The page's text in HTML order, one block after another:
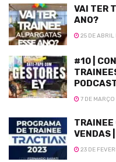
VAI TER
ANO?
25 DE ABRIL
#10 |
7 DE
TRAINEE
VENDAS
23 DE